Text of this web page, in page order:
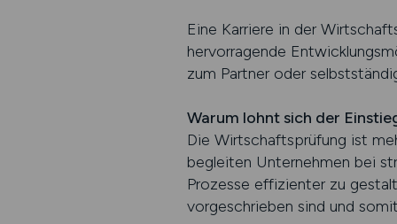
Eine Karriere in der
hervorragende
zum Partner oder
Warum lohnt sich der
Die Wirtschaftsprüfung ist
begleiten Unternehmen bei
Prozesse effizienter zu
vorgeschrieben sind und